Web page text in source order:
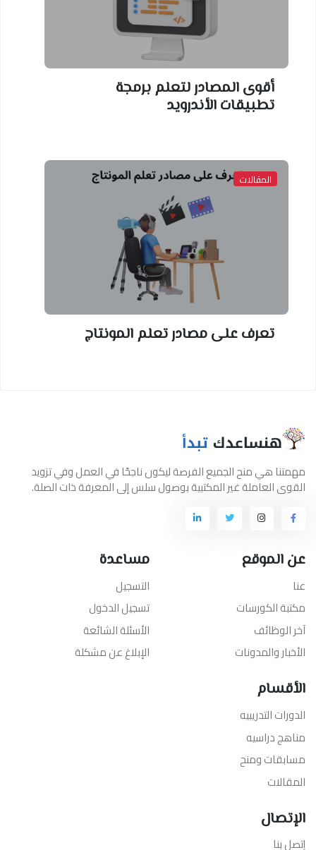
أقوى المصادر لتعلم برمجة
تطبيقات الأندرويد
المقالات
تعرف على مصادر تعلم المونتاج
مهمتنا هي منح الجميع الفرصة ليكون ناجحًا في العمل وفي تزويد
القوى العاملة غير المكتبية بوصول سلس إلى المعرفة ذات الصلة.
عن الموقع
عنا
مكتبة الكورسات
آخر الوظائف
الأخبار والمدونات
مساعدة
التسجيل
تسجيل الدخول
الأسئلة الشائعة
الإبلاغ عن مشكلة
الأقسام
الدورات التدريبيه
مناهج دراسيه
مسابقات ومنح
المقالات
الإتصال
إتصل بنا